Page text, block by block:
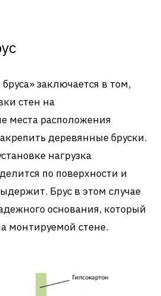
заключается в том,
стен на
места расположения
деревянные бруски.
нагрузка
по поверхности и
Брус в этом случае
основания, который
монтируемой стене.